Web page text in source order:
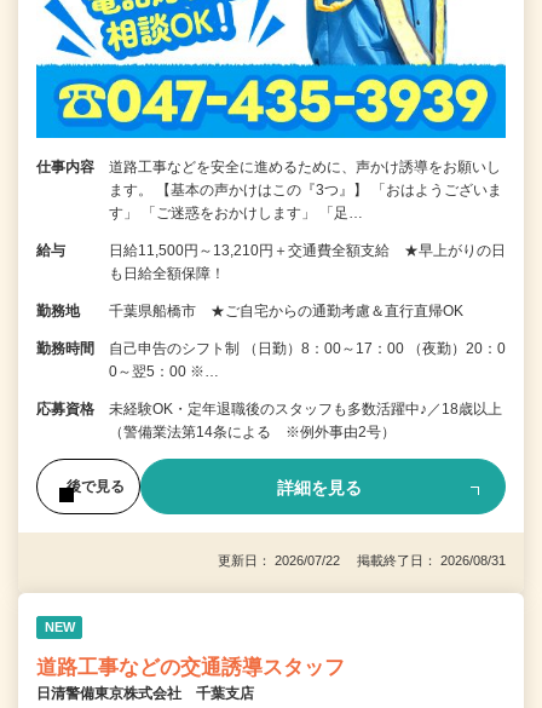
仕事内容
道路工事などを安全に進めるために、声かけ誘導をお願いし
ます。 【基本の声かけはこの『3つ』】 「おはようございま
す」 「ご迷惑をおかけします」 「足…
給与
日給11,500円～13,210円＋交通費全額支給 ★早上がりの日
も日給全額保障！
勤務地 千葉県船橋市 ★ご自宅からの通勤考慮＆直行直帰OK
勤務時間
自己申告のシフト制 （日勤）8：00～17：00 （夜勤）20：0
0～翌5：00 ※…
応募資格
未経験OK・定年退職後のスタッフも多数活躍中♪／18歳以上
（警備業法第14条による ※例外事由2号）
後で見る 詳細を見る
更新日： 2026/07/22 掲載終了日： 2026/08/31
NEW
道路工事などの交通誘導スタッフ
日清警備東京株式会社 千葉支店